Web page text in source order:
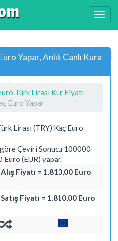
Yapar, Anlık Canlı Kura
Türk Lirası Kur Fiyatı
Euro Yapar
Lirası (TRY) Kaç Euro
göre Çeviri Sonucu 100000
Euro (EUR) yapar.
Fiyatı = 1.810,00 Euro
Fiyatı = 1.810,00 Euro